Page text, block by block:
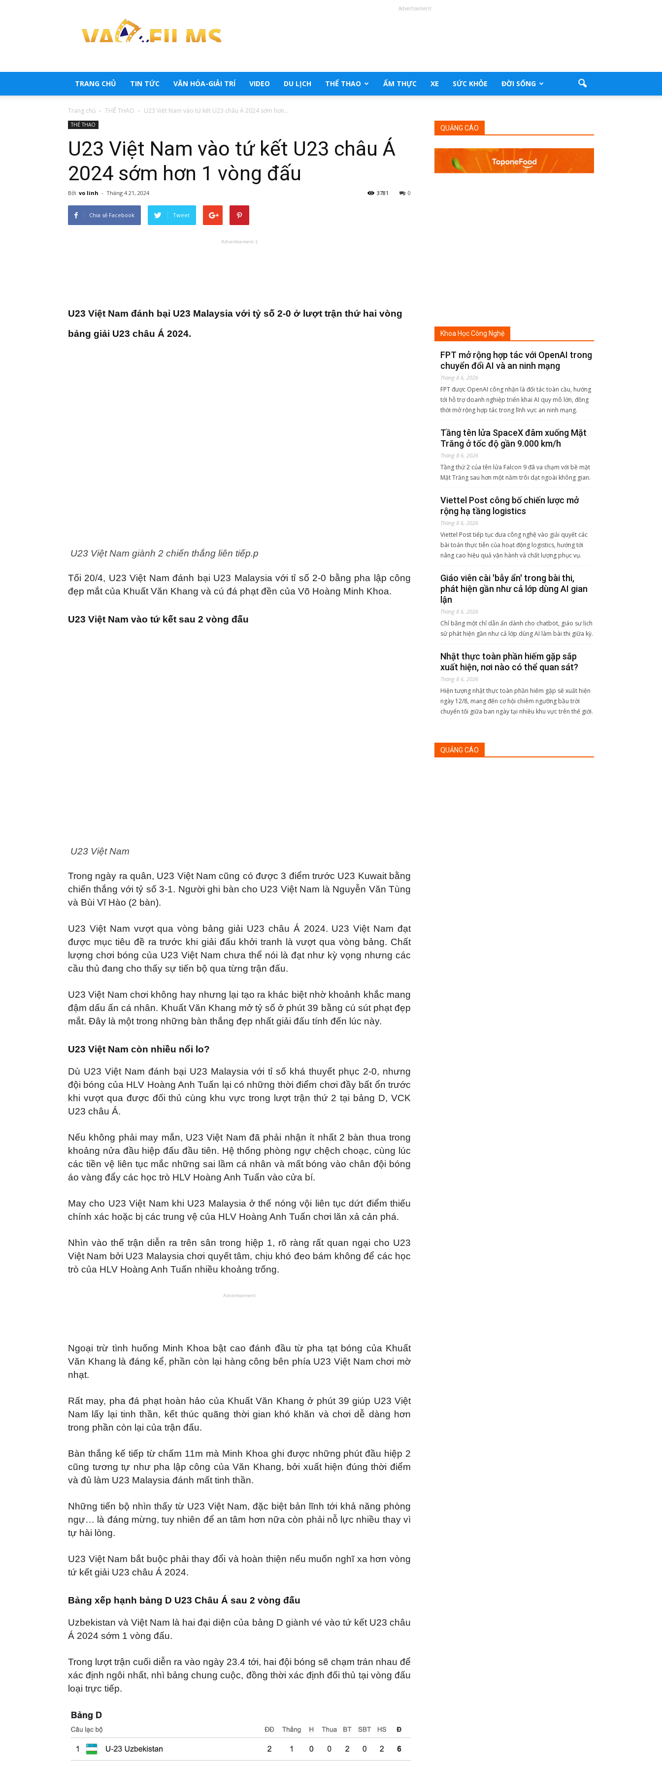
tổng
hợp
Advertisement
TRANG CHỦ TIN TỨC VĂN HÓA-GIẢI TRÍ VIDEO DU LỊCH THỂ THAO ẨM THỰC XE SỨC KHỎE ĐỜI SỐNG
Trang chủ THỂ THAO U23 Việt Nam vào tứ kết U23 châu Á 2024 sớm hơn...
THỂ THAO
U23 Việt Nam vào tứ kết U23 châu Á
2024 sớm hơn 1 vòng đấu
Bởi vo linh - Tháng 4 21, 2024 0
3781
Chia sẻ Facebook Tweet
Advertisement 1
U23 Việt Nam đánh bại U23 Malaysia với tỷ số 2-0 ở lượt trận thứ hai vòng
bảng giải U23 châu Á 2024.
U23 Việt Nam giành 2 chiến thắng liên tiếp.p
Tối 20/4, U23 Việt Nam đánh bại U23 Malaysia với tỉ số 2-0 bằng pha lập công
đẹp mắt của Khuất Văn Khang và cú đá phạt đền của Võ Hoàng Minh Khoa.
U23 Việt Nam vào tứ kết sau 2 vòng đấu
U23 Việt Nam
Trong ngày ra quân, U23 Việt Nam cũng có được 3 điểm trước U23 Kuwait bằng
chiến thắng với tỷ số 3-1. Người ghi bàn cho U23 Việt Nam là Nguyễn Văn Tùng
và Bùi Vĩ Hào (2 bàn).
U23 Việt Nam vượt qua vòng bảng giải U23 châu Á 2024. U23 Việt Nam đạt
được mục tiêu đề ra trước khi giải đấu khởi tranh là vượt qua vòng bảng. Chất
lượng chơi bóng của U23 Việt Nam chưa thể nói là đạt như kỳ vọng nhưng các
cầu thủ đang cho thấy sự tiến bộ qua từng trận đấu.
U23 Việt Nam chơi không hay nhưng lại tạo ra khác biệt nhờ khoảnh khắc mang
đậm dấu ấn cá nhân. Khuất Văn Khang mở tỷ số ở phút 39 bằng cú sút phạt đẹp
mắt. Đây là một trong những bàn thắng đẹp nhất giải đấu tính đến lúc này.
U23 Việt Nam còn nhiều nổi lo?
Dù U23 Việt Nam đánh bại U23 Malaysia với tỉ số khá thuyết phục 2-0, nhưng
đội bóng của HLV Hoàng Anh Tuấn lại có những thời điểm chơi đầy bất ổn trước
khi vượt qua được đối thủ cùng khu vực trong lượt trận thứ 2 tại bảng D, VCK
U23 châu Á.
Nếu không phải may mắn, U23 Việt Nam đã phải nhận ít nhất 2 bàn thua trong
khoảng nửa đầu hiệp đấu đầu tiên. Hệ thống phòng ngự chệch choạc, cùng lúc
các tiền vệ liên tục mắc những sai lầm cá nhân và mất bóng vào chân đội bóng
áo vàng đẩy các học trò HLV Hoàng Anh Tuấn vào cửa bí.
May cho U23 Việt Nam khi U23 Malaysia ở thế nóng vội liên tục dứt điểm thiếu
chính xác hoặc bị các trung vệ của HLV Hoàng Anh Tuấn chơi lăn xả cản phá.
Nhìn vào thế trận diễn ra trên sân trong hiệp 1, rõ ràng rất quan ngại cho U23
Việt Nam bởi U23 Malaysia chơi quyết tâm, chịu khó đeo bám không để các học
trò của HLV Hoàng Anh Tuấn nhiều khoảng trống.
Advertisement
Ngoại trừ tình huống Minh Khoa bật cao đánh đầu từ pha tạt bóng của Khuất
Văn Khang là đáng kể, phần còn lại hàng công bên phía U23 Việt Nam chơi mờ
nhạt.
Rất may, pha đá phạt hoàn hảo của Khuất Văn Khang ở phút 39 giúp U23 Việt
Nam lấy lại tinh thần, kết thúc quãng thời gian khó khăn và chơi dễ dàng hơn
trong phần còn lại của trận đấu.
Bàn thắng kế tiếp từ chấm 11m mà Minh Khoa ghi được những phút đầu hiệp 2
cũng tương tự như pha lập công của Văn Khang, bởi xuất hiện đúng thời điểm
và đủ làm U23 Malaysia đánh mất tinh thần.
Những tiến bộ nhìn thấy từ U23 Việt Nam, đặc biệt bản lĩnh tới khả năng phòng
ngự… là đáng mừng, tuy nhiên để an tâm hơn nữa còn phải nỗ lực nhiều thay vì
tự hài lòng.
U23 Việt Nam bắt buộc phải thay đổi và hoàn thiện nếu muốn nghĩ xa hơn vòng
tứ kết giải U23 châu Á 2024.
Bảng xếp hạnh bảng D U23 Châu Á sau 2 vòng đấu
Uzbekistan và Việt Nam là hai đại diện của bảng D giành vé vào tứ kết U23 châu
Á 2024 sớm 1 vòng đấu.
Trong lượt trận cuối diễn ra vào ngày 23.4 tới, hai đội bóng sẽ chạm trán nhau để
xác định ngôi nhất, nhì bảng chung cuộc, đồng thời xác định đối thủ tại vòng đấu
loại trực tiếp.
QUẢNG CÁO
Khoa Học Công Nghệ
FPT mở rộng hợp tác với OpenAI trong
chuyển đổi AI và an ninh mạng
Tháng 8 6, 2026
FPT được OpenAI công nhận là đối tác toàn cầu, hướng
tới hỗ trợ doanh nghiệp triển khai AI quy mô lớn, đồng
thời mở rộng hợp tác trong lĩnh vực an ninh mạng.
Tầng tên lửa SpaceX đâm xuống Mặt
Trăng ở tốc độ gần 9.000 km/h
Tháng 8 6, 2026
Tầng thứ 2 của tên lửa Falcon 9 đã va chạm với bề mặt
Mặt Trăng sau hơn một năm trôi dạt ngoài không gian.
Viettel Post công bố chiến lược mở
rộng hạ tầng logistics
Tháng 8 6, 2026
Viettel Post tiếp tục đưa công nghệ vào giải quyết các
bài toán thực tiễn của hoạt động logistics, hướng tới
nâng cao hiệu quả vận hành và chất lượng phục vụ.
Giáo viên cài 'bẫy ẩn' trong bài thi,
phát hiện gần như cả lớp dùng AI gian
lận
Tháng 8 6, 2026
Chỉ bằng một chỉ dẫn ẩn dành cho chatbot, giáo sư lịch
sử phát hiện gần như cả lớp dùng AI làm bài thi giữa kỳ.
Nhật thực toàn phần hiếm gặp sắp
xuất hiện, nơi nào có thể quan sát?
Tháng 8 6, 2026
Hiện tượng nhật thực toàn phần hiếm gặp sẽ xuất hiện
ngày 12/8, mang đến cơ hội chiêm ngưỡng bầu trời
chuyển tối giữa ban ngày tại nhiều khu vực trên thế giới.
QUẢNG CÁO